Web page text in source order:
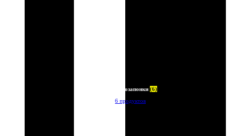
Автозапонки (6)
6 продуктов